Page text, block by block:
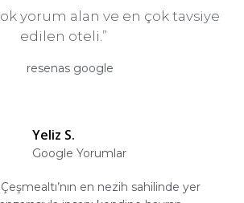
yorum alan ve en çok tavsiye
edilen oteli.”
Yeliz S.
Google Yorumlar
en nezih sahilinde yer